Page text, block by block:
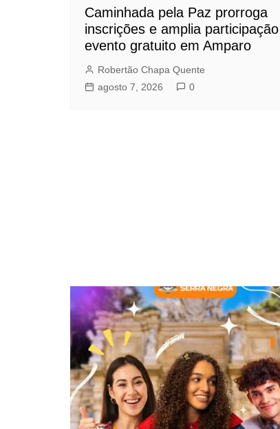
Caminhada pela Paz prorroga
inscrições e amplia
evento gratuito em Amparo
Robertão Chapa Quente
agosto 7, 2026
0